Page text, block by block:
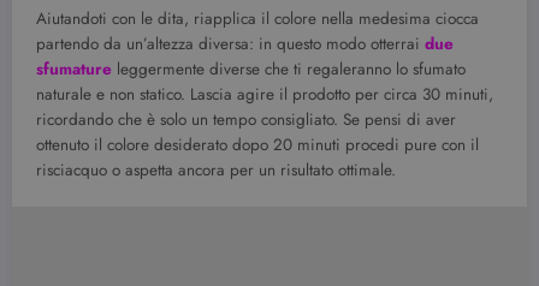
Aiutandoti con le dita, riapplica il colore nella medesima ciocca
partendo da un’altezza diversa: in questo modo otterrai due
sfumature leggermente diverse che ti regaleranno lo sfumato
naturale e non statico. Lascia agire il prodotto per circa 30 minuti,
ricordando che è solo un tempo consigliato. Se pensi di aver
ottenuto il colore desiderato dopo 20 minuti procedi pure con il
risciacquo o aspetta ancora per un risultato ottimale.